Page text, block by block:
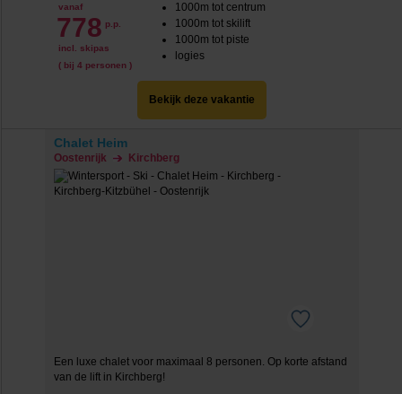
vanaf
778 p.p.
incl. skipas
( bij 4 personen )
1000m tot centrum
1000m tot skilift
1000m tot piste
logies
Bekijk deze vakantie
Chalet Heim
Oostenrijk Kirchberg
Een luxe chalet voor maximaal 8 personen. Op korte afstand
van de lift in Kirchberg!